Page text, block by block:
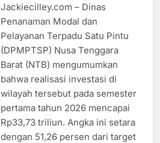
Jackiecilley.com – Dinas
Penanaman Modal dan
Pelayanan Terpadu Satu Pintu
(DPMPTSP) Nusa Tenggara
Barat (NTB) mengumumkan
bahwa realisasi investasi di
wilayah tersebut pada semester
pertama tahun 2026 mencapai
Rp33,73 triliun. Angka ini setara
dengan 51,26 persen dari target